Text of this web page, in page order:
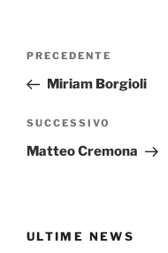
Navigazione
Articolo
precedente:
PRECEDENTE
Miriam Borgioli
Articolo
successivo
SUCCESSIVO
Matteo Cremona
ULTIME NEWS